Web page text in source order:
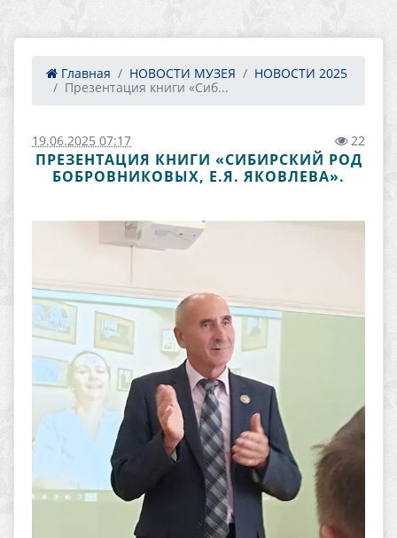
Главная НОВОСТИ МУЗЕЯ
НОВОСТИ 2025
Презентация книги «Сиб...
19.06.2025 07:17 22
ПРЕЗЕНТАЦИЯ КНИГИ «СИБИРСКИЙ РОД
БОБРОВНИКОВЫХ, Е.Я. ЯКОВЛЕВА».